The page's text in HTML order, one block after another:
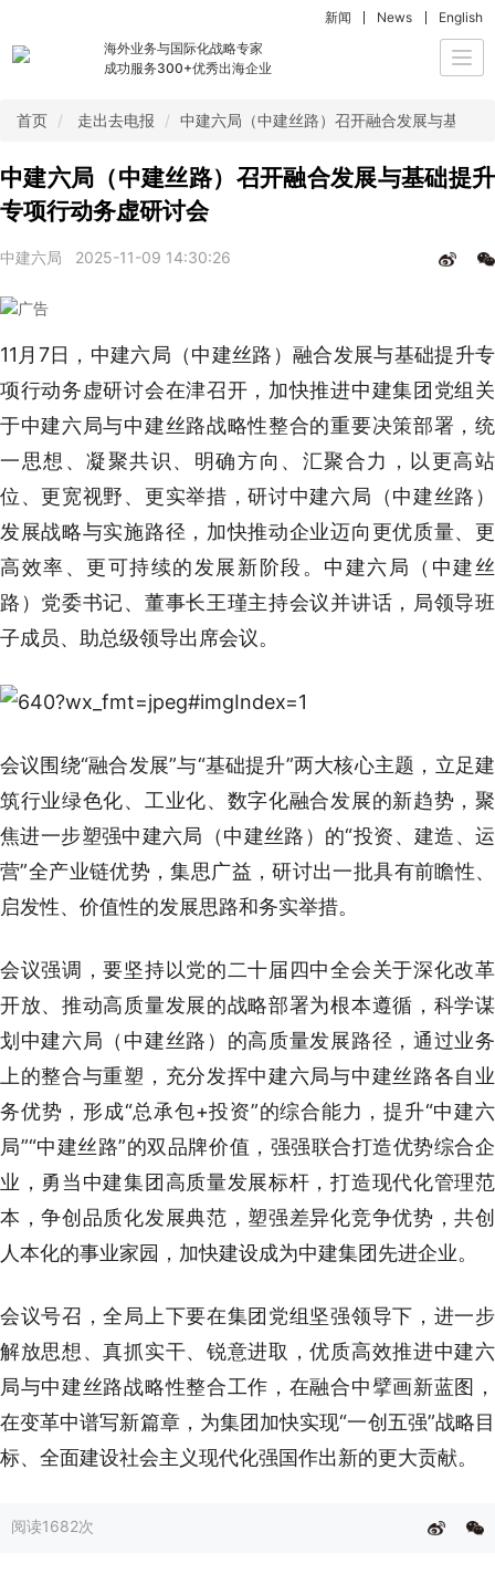
海外业务与国际化战略专家
成功服务300+优秀出海企业
新闻 News English
首页 走出去电报 中建六局（中建丝路）召开融合发展与基础
中建六局（中建丝路）召开融合发展与基础提升
专项行动务虚研讨会
中建六局 2025-11-09 14:30:26
11月7日，中建六局（中建丝路）融合发展与基础提升专
项行动务虚研讨会在津召开，加快推进中建集团党组关
于中建六局与中建丝路战略性整合的重要决策部署，统
一思想、凝聚共识、明确方向、汇聚合力，以更高站
位、更宽视野、更实举措，研讨中建六局（中建丝路）
发展战略与实施路径，加快推动企业迈向更优质量、更
高效率、更可持续的发展新阶段。中建六局（中建丝
路）党委书记、董事长王瑾主持会议并讲话，局领导班
子成员、助总级领导出席会议。
会议围绕“融合发展”与“基础提升”两大核心主题，立足建
筑行业绿色化、工业化、数字化融合发展的新趋势，聚
焦进一步塑强中建六局（中建丝路）的“投资、建造、运
营”全产业链优势，集思广益，研讨出一批具有前瞻性、
启发性、价值性的发展思路和务实举措。
会议强调，要坚持以党的二十届四中全会关于深化改革
开放、推动高质量发展的战略部署为根本遵循，科学谋
划中建六局（中建丝路）的高质量发展路径，通过业务
上的整合与重塑，充分发挥中建六局与中建丝路各自业
务优势，形成“总承包+投资”的综合能力，提升“中建六
局”“中建丝路”的双品牌价值，强强联合打造优势综合企
业，勇当中建集团高质量发展标杆，打造现代化管理范
本，争创品质化发展典范，塑强差异化竞争优势，共创
人本化的事业家园，加快建设成为中建集团先进企业。
会议号召，全局上下要在集团党组坚强领导下，进一步
解放思想、真抓实干、锐意进取，优质高效推进中建六
局与中建丝路战略性整合工作，在融合中擘画新蓝图，
在变革中谱写新篇章，为集团加快实现“一创五强”战略目
标、全面建设社会主义现代化强国作出新的更大贡献。
阅读1682次